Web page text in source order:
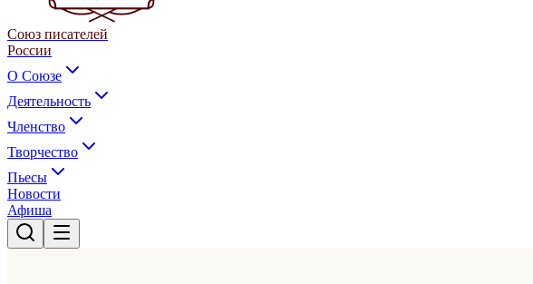
Союз писателей
России
О Союзе
Деятельность
Членство
Творчество
Пьесы
Новости
Афиша